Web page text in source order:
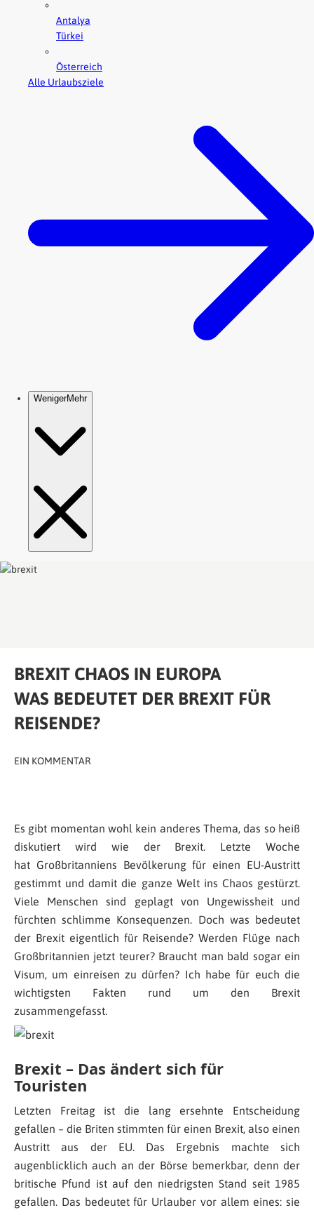
BREXIT CHAOS IN EUROPA
WAS BEDEUTET DER BREXIT FÜR
REISENDE?
EIN KOMMENTAR
Es gibt momentan wohl kein anderes Thema, das so heiß
diskutiert wird wie der Brexit. Letzte Woche
hat Großbritanniens Bevölkerung für einen EU-Austritt
gestimmt und damit die ganze Welt ins Chaos gestürzt.
Viele Menschen sind geplagt von Ungewissheit und
fürchten schlimme Konsequenzen. Doch was bedeutet
der Brexit eigentlich für Reisende? Werden Flüge nach
Großbritannien jetzt teurer? Braucht man bald sogar ein
Visum, um einreisen zu dürfen? Ich habe für euch die
wichtigsten Fakten rund um den Brexit
zusammengefasst.
Brexit – Das ändert sich für
Touristen
Letzten Freitag ist die lang ersehnte Entscheidung
gefallen – die Briten stimmten für einen Brexit, also einen
Austritt aus der EU. Das Ergebnis machte sich
augenblicklich auch an der Börse bemerkbar, denn der
britische Pfund ist auf den niedrigsten Stand seit 1985
gefallen. Das bedeutet für Urlauber vor allem eines: sie